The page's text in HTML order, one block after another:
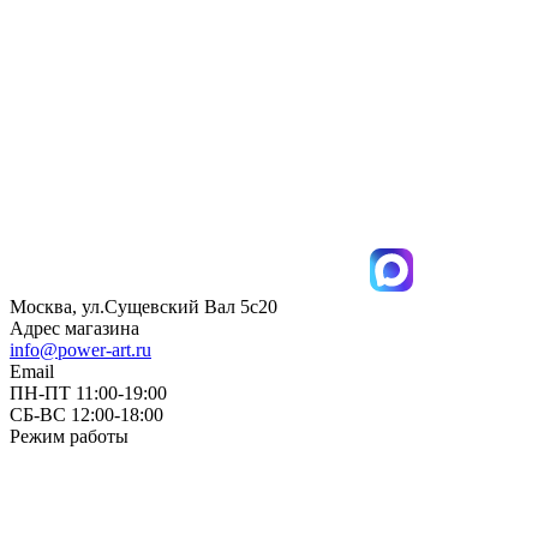
Москва, ул.Сущевский Вал 5с20
Адрес магазина
info@power-art.ru
Email
ПН-ПТ 11:00-19:00
СБ-ВС 12:00-18:00
Режим работы